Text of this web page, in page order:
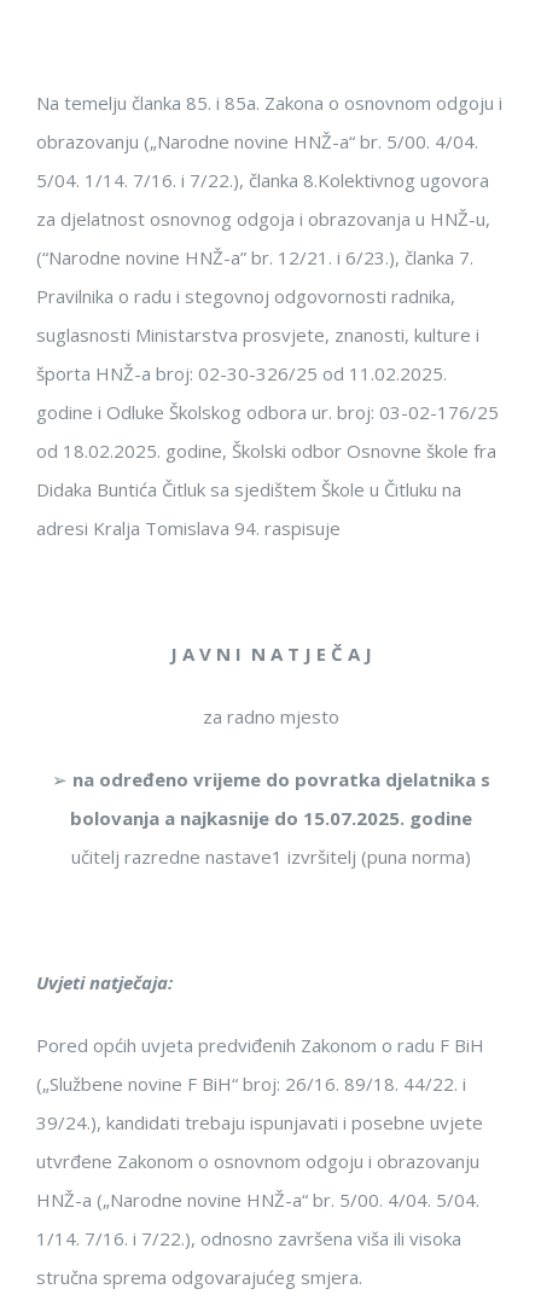
Na temelju članka 85. i 85a. Zakona o osnovnom odgoju i
obrazovanju („Narodne novine HNŽ-a“ br. 5/00. 4/04.
5/04. 1/14. 7/16. i 7/22.), članka 8.Kolektivnog ugovora
za djelatnost osnovnog odgoja i obrazovanja u HNŽ-u,
(“Narodne novine HNŽ-a” br. 12/21. i 6/23.), članka 7.
Pravilnika o radu i stegovnoj odgovornosti radnika,
suglasnosti Ministarstva prosvjete, znanosti, kulture i
športa HNŽ-a broj: 02-30-326/25 od 11 .02.2025.
godine i Odluke Školskog odbora ur. broj: 03-02-176/25
od 18.02.2025. godine, Školski odbor Osnovne škole fra
Didaka Buntića Čitluk sa sjedištem Škole u Čitluku na
adresi Kralja Tomislava 94. raspisuje
J A V N I N A T J E Č A J
za radno mjesto
➢ na određeno vrijeme do povratkadjelatnika s
bolovanjaa najkasnijedo 15.07.2025. godine
učitelj razredne nastave1 izvršitelj (puna norma)
Uvjeti natječaja:
Pored općih uvjeta predviđenih Zakonom o radu F BiH
(„Službene novine F BiH“ broj: 26/16. 89/18. 44/22. i
39/24.), kandidati trebaju ispunjavati i posebne uvjete
utvrđene Zakonom o osnovnom odgoju i obrazovanju
HNŽ-a („Narodne novine HNŽ-a“ br. 5/00. 4/04. 5/04.
1/14. 7/16. i 7/22.), odnosno završena viša ili visoka
stručna sprema odgovarajućeg smjera.